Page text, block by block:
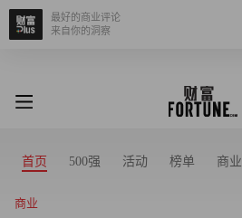
最好的商业评论
来自你的洞察
首页 500强 活动 榜单 商业
商业